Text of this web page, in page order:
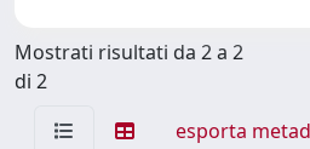
Mostrati risultati da 2 a 2
di 2
esporta